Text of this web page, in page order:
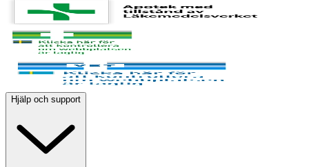
Hjälp och support